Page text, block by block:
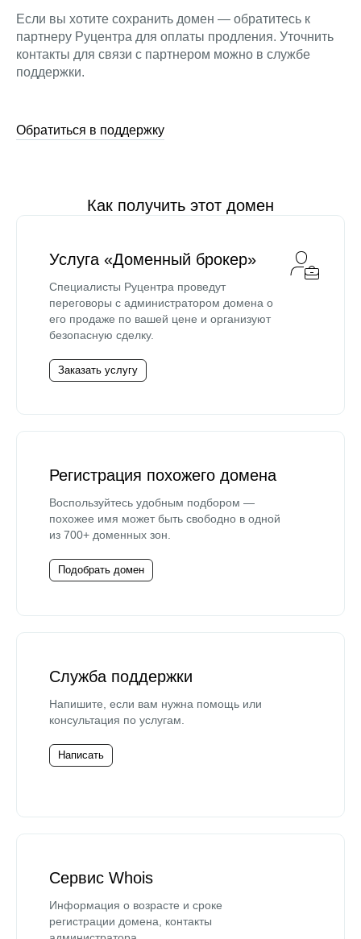
Если вы хотите сохранить домен — обратитесь к
партнеру Руцентра для оплаты продления. Уточнить
контакты для связи с партнером можно в службе
поддержки.
Обратиться в поддержку
Как получить этот домен
Услуга «Доменный брокер»
Специалисты Руцентра проведут
переговоры с администратором домена о
его продаже по вашей цене и организуют
безопасную сделку.
Заказать услугу
Регистрация похожего домена
Воспользуйтесь удобным подбором —
похожее имя может быть свободно в одной
из 700+ доменных зон.
Подобрать домен
Служба поддержки
Напишите, если вам нужна помощь или
консультация по услугам.
Написать
Сервис Whois
Информация о возрасте и сроке
регистрации домена, контакты